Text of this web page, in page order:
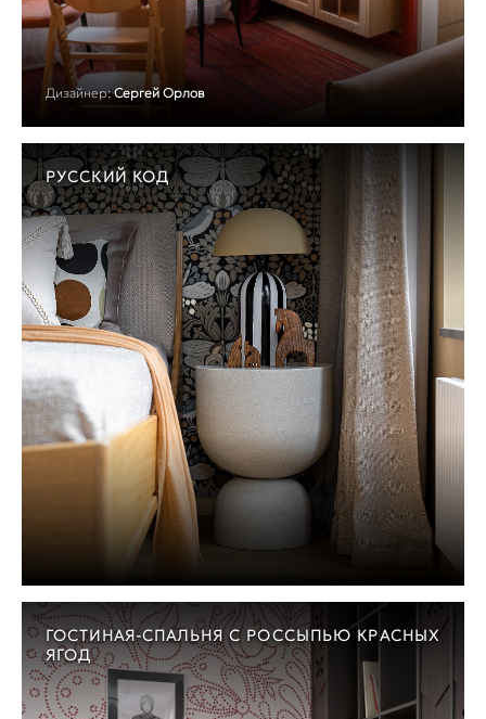
Дизайнер: Сергей Орлов
РУССКИЙ КОД
ГОСТИНАЯ-СПАЛЬНЯ С РОССЫПЬЮ КРАСНЫХ
ЯГОД